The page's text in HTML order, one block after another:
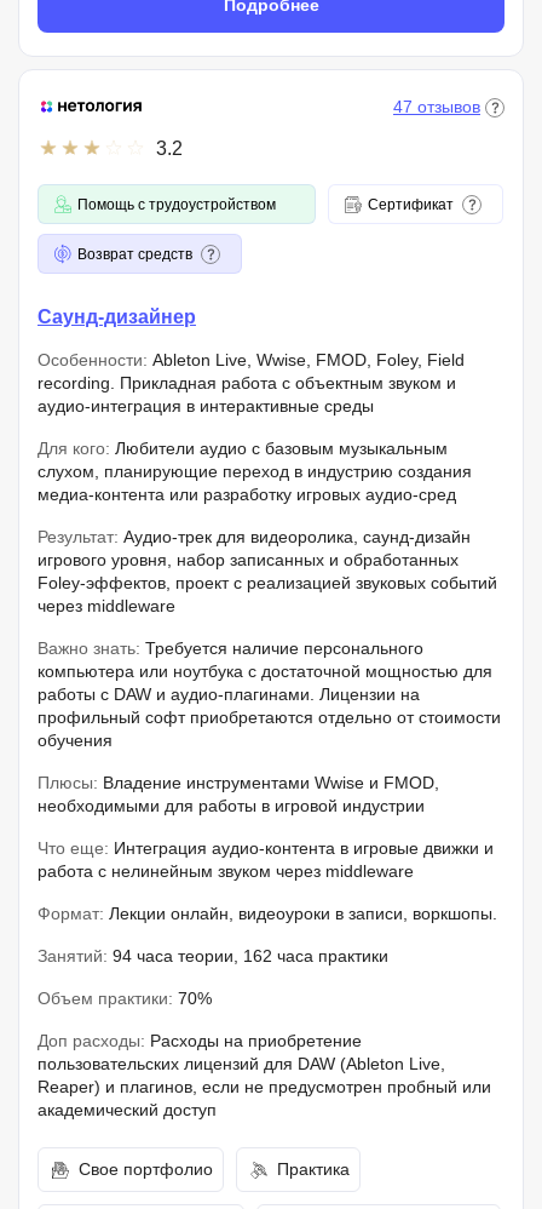
Подробнее
3.2
47 отзывов
Помощь с трудоустройством Сертификат
Возврат средств
Саунд-дизайнер
Особенности: Ableton Live, Wwise, FMOD, Foley, Field
recording. Прикладная работа с объектным звуком и
аудио-интеграция в интерактивные среды
Для кого: Любители аудио с базовым музыкальным
слухом, планирующие переход в индустрию создания
медиа-контента или разработку игровых аудио-сред
Результат: Аудио-трек для видеоролика, саунд-дизайн
игрового уровня, набор записанных и обработанных
Foley-эффектов, проект с реализацией звуковых событий
через middleware
Важно знать: Требуется наличие персонального
компьютера или ноутбука с достаточной мощностью для
работы с DAW и аудио-плагинами. Лицензии на
профильный софт приобретаются отдельно от стоимости
обучения
Плюсы: Владение инструментами Wwise и FMOD,
необходимыми для работы в игровой индустрии
Что еще: Интеграция аудио-контента в игровые движки и
работа с нелинейным звуком через middleware
Формат: Лекции онлайн, видеоуроки в записи, воркшопы.
Занятий: 94 часа теории, 162 часа практики
Объем практики: 70%
Доп расходы: Расходы на приобретение
пользовательских лицензий для DAW (Ableton Live,
Reaper) и плагинов, если не предусмотрен пробный или
академический доступ
Свое портфолио Практика